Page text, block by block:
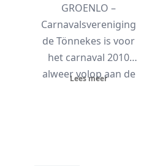
GROENLO –
Carnavalsvereniging
de Tönnekes is voor
het carnaval 2010
alweer volop aan de
Lees meer